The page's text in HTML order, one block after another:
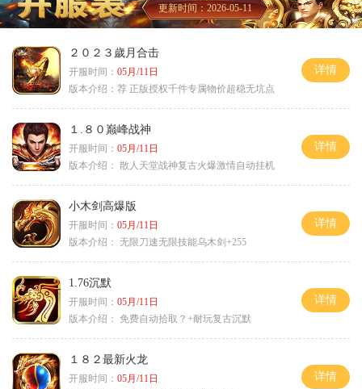
更新时间：2026-05-11
２０２３歲月合击
开服时间： 05月/11日
版本介绍： 荐 正版授权千件专属物价超稳无坑点
详情
１.８０巅峰战神
开服时间： 05月/11日
版本介绍： 散人天堂战神复古火爆激情自动挂机
详情
小木剑高爆版
开服时间： 05月/11日
版本介绍： 无限刀速无限技能乌木剑+255
详情
1.76沉默
开服时间： 05月/11日
版本介绍： 免费自动拾取？+耐玩复古沉默
详情
１８２最新火龙
开服时间： 05月/11日
详情